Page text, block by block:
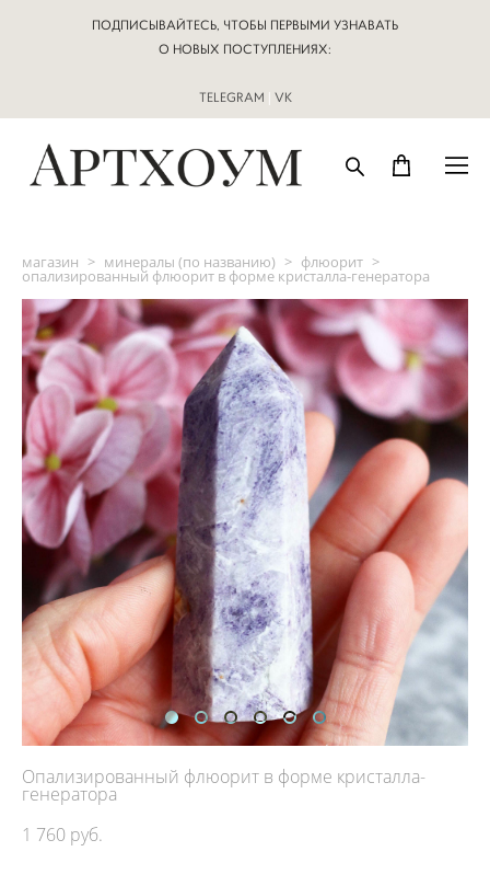
ПОДПИСЫВАЙТЕСЬ, ЧТОБЫ ПЕРВЫМИ УЗНАВАТЬ
О НОВЫХ ПОСТУПЛЕНИЯХ:
TELEGRAM | VK
магазин > минералы (по названию) > флюорит >
опализированный флюорит в форме кристалла-генератора
Опализированный флюорит в форме кристалла-
генератора
1 760 pуб.